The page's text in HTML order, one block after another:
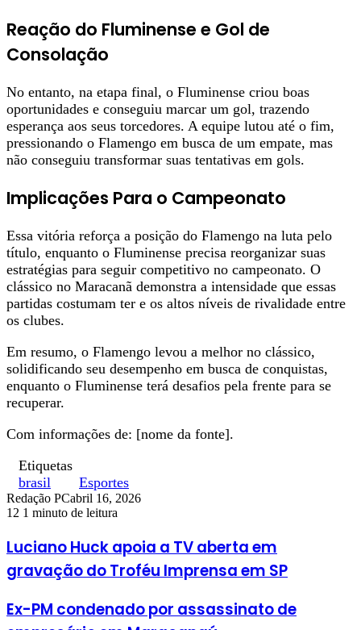
Reação do Fluminense e Gol de
Consolação
No entanto, na etapa final, o Fluminense criou boas
oportunidades e conseguiu marcar um gol, trazendo
esperança aos seus torcedores. A equipe lutou até o fim,
pressionando o Flamengo em busca de um empate, mas
não conseguiu transformar suas tentativas em gols.
Implicações Para o Campeonato
Essa vitória reforça a posição do Flamengo na luta pelo
título, enquanto o Fluminense precisa reorganizar suas
estratégias para seguir competitivo no campeonato. O
clássico no Maracanã demonstra a intensidade que essas
partidas costumam ter e os altos níveis de rivalidade entre
os clubes.
Em resumo, o Flamengo levou a melhor no clássico,
solidificando seu desempenho em busca de conquistas,
enquanto o Fluminense terá desafios pela frente para se
recuperar.
Com informações de: [nome da fonte].
Etiquetas
brasil
Esportes
Redação PCabril 16, 2026
12 1 minuto de leitura
Luciano Huck apoia a TV aberta em
gravação do Troféu Imprensa em SP
Ex-PM condenado por assassinato de